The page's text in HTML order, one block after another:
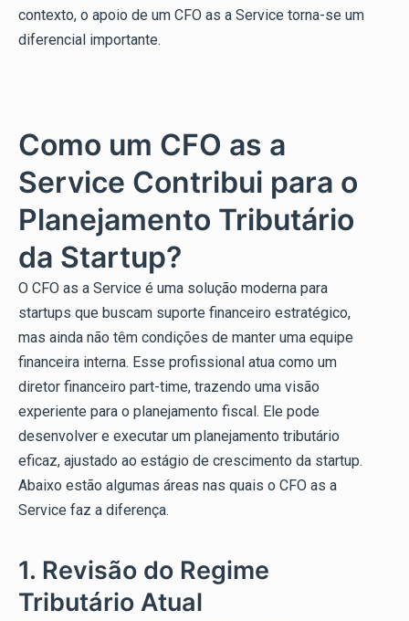
contexto, o apoio de um CFO as a Service torna-se um
diferencial importante.
Como um CFO as a
Service Contribui para o
Planejamento Tributário
da Startup?
O CFO as a Service é uma solução moderna para
startups que buscam suporte financeiro estratégico,
mas ainda não têm condições de manter uma equipe
financeira interna. Esse profissional atua como um
diretor financeiro part-time, trazendo uma visão
experiente para o planejamento fiscal. Ele pode
desenvolver e executar um planejamento tributário
eficaz, ajustado ao estágio de crescimento da startup.
Abaixo estão algumas áreas nas quais o CFO as a
Service faz a diferença.
1. Revisão do Regime
Tributário Atual